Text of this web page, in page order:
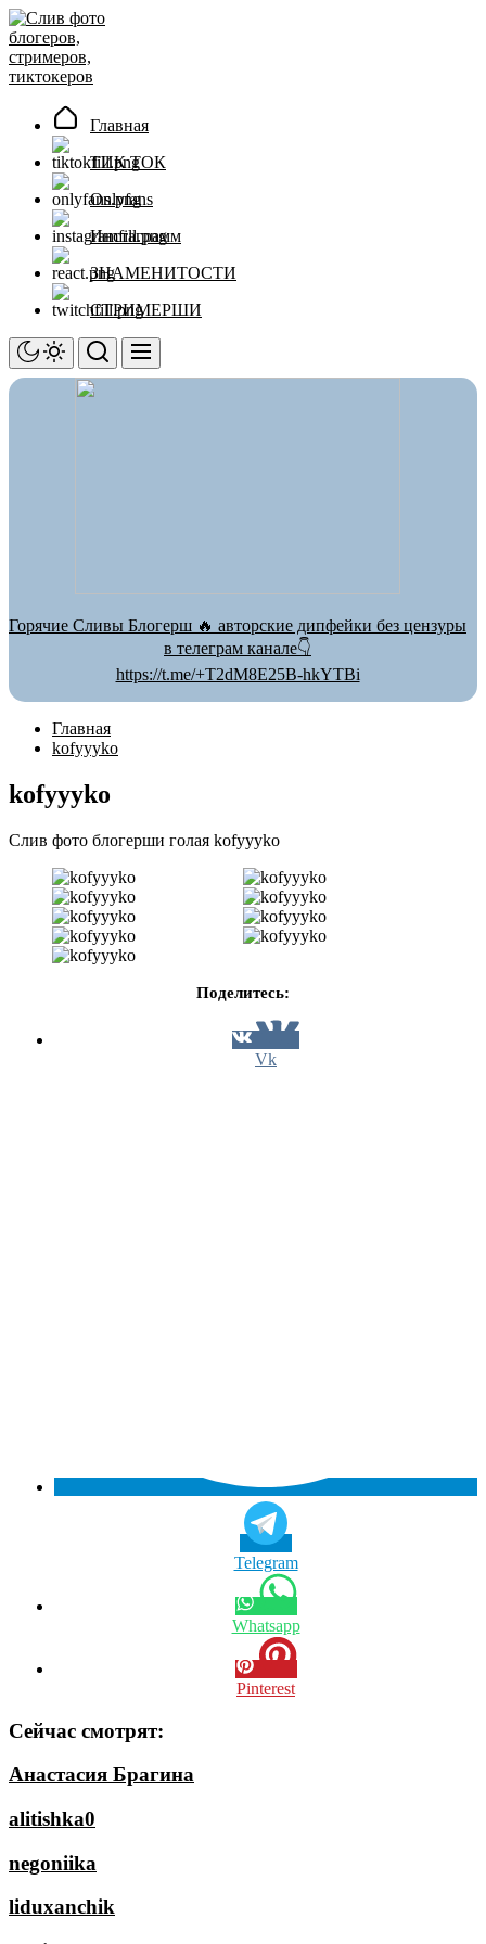
Перейти
к
содержимому
Главная
ТИК ТОК
Onlyfans
Инстаграмм
ЗНАМЕНИТОСТИ
СТРИМЕРШИ
Горячие Сливы Блогерш 🔥 авторские дипфейки без цензуры
в телеграм канале👇
https://t.me/+T2dM8E25B-hkYTBi
Главная
kofyyyko
kofyyyko
Слив фото блогерши голая kofyyyko
Поделитесь:
Vk
Telegram
Whatsapp
Pinterest
Сейчас смотрят:
Анастасия Брагина
alitishka0
negoniika
liduxanchik